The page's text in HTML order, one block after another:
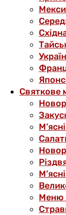
Святкове
Меню